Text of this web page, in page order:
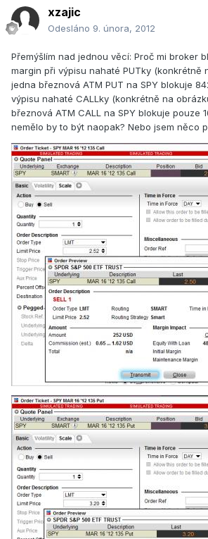
xzajic
Odesláno 9. února, 2012
Přemýšlím nad jednou věcí: Proč mi broker
margin při výpisu nahaté PUTky (konkrétně
jedna březnová ATM PUT na SPY blokuje
výpisu nahaté CALLky (konkrétně na
březnová ATM CALL na SPY blokuje pouze
nemělo by to být naopak? Nebo jsem něco